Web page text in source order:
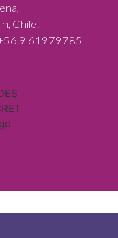
Chile.
9 61979785